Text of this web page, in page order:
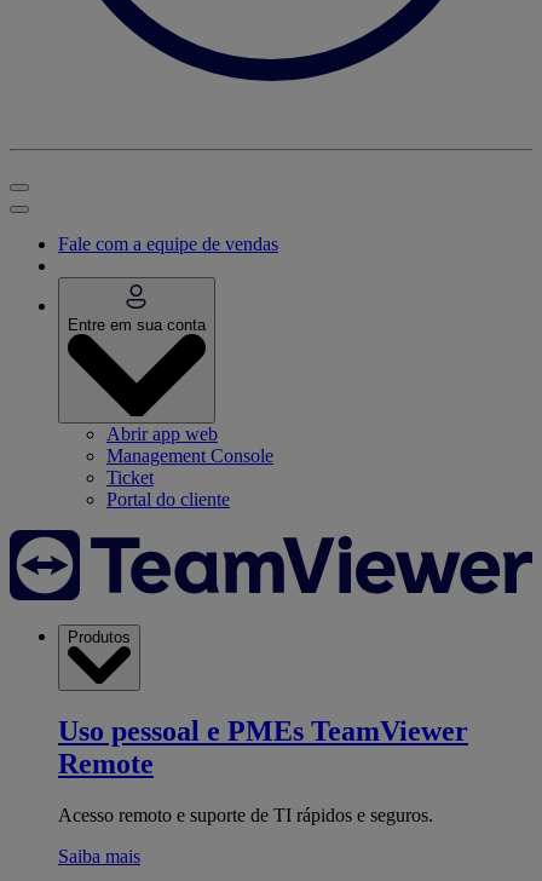
Fale com a equipe de vendas
Entre em sua conta
Abrir app web
Management Console
Ticket
Portal do cliente
Produtos
Uso pessoal e PMEs TeamViewer
Remote
Acesso remoto e suporte de TI rápidos e seguros.
Saiba mais